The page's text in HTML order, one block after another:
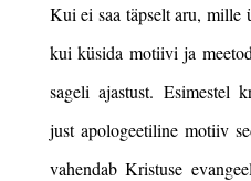
Kui ei saa täpselt aru, mille
kui küsida motiivi ja
sageli ajastust. Esimestel
just apologeetiline motiiv
vahendab Kristuse